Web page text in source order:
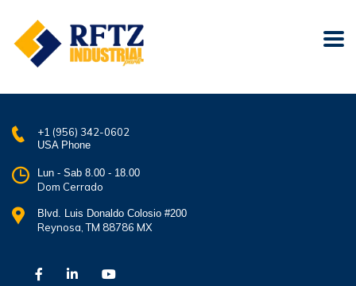
+1 (956) 342-0602
USA Phone
Lun - Sab 8.00 - 18.00
Dom Cerrado
Blvd. Luis Donaldo Colosio #200
Reynosa, TM 88786 MX